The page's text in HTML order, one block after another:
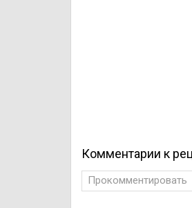
Комментарии к
Прокомментировать